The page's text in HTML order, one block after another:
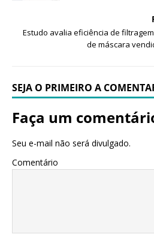
Estudo avalia eficiência de
de máscara
SEJA O PRIMEIRO A
Faça um
Seu e-mail não será divulgado.
Comentário